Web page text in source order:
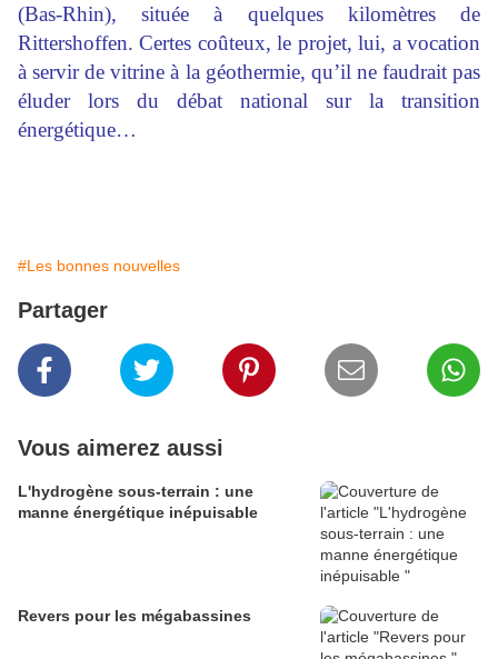
(Bas-Rhin), située à quelques kilomètres de
Rittershoffen. Certes coûteux, le projet, lui, a vocation
à servir de vitrine à la géothermie, qu’il ne faudrait pas
éluder lors du débat national sur la transition
énergétique…
#Les bonnes nouvelles
Partager
Vous aimerez aussi
L'hydrogène sous-terrain : une
manne énergétique inépuisable
Revers pour les mégabassines